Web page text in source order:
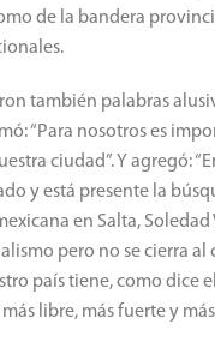
de la bandera
también palabras
“Para nosotros es
ciudad”.Y agregó:
y está presente la
en Salta, Soledad
pero no se cierra al
país tiene, como dice
libre, más fuerte y